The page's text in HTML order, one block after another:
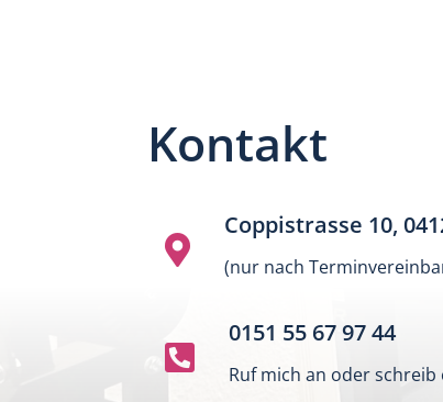
Kontakt

Coppistrasse 10,
(nur nach

0151 55 67 97 44
Ruf mich an oder schreib